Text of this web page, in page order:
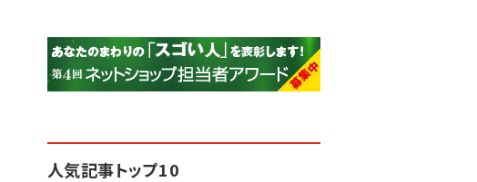
アスクル (1119)
base (1077)
人気記事トップ10